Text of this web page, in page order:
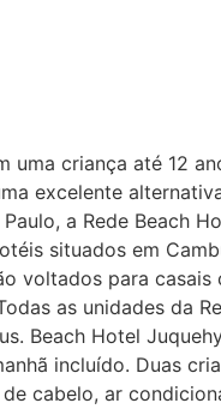
uma criança até 12
excelente
a Rede Beach
situados em
voltados para casais
as unidades da
Beach Hotel
incluído. Duas
cabelo, ar